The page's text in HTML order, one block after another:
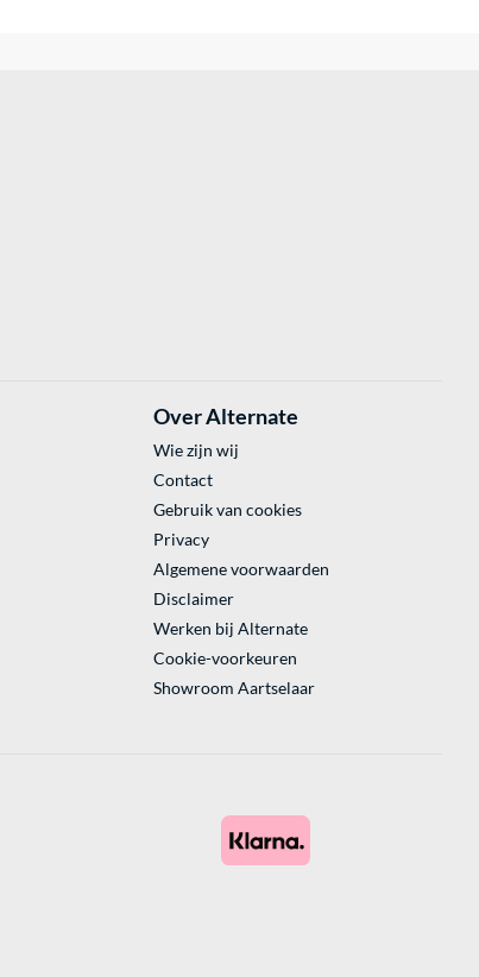
Over Alternate
Wie zijn wij
Contact
Gebruik van cookies
Privacy
Algemene voorwaarden
Disclaimer
Werken bij Alternate
Cookie-voorkeuren
Showroom Aartselaar